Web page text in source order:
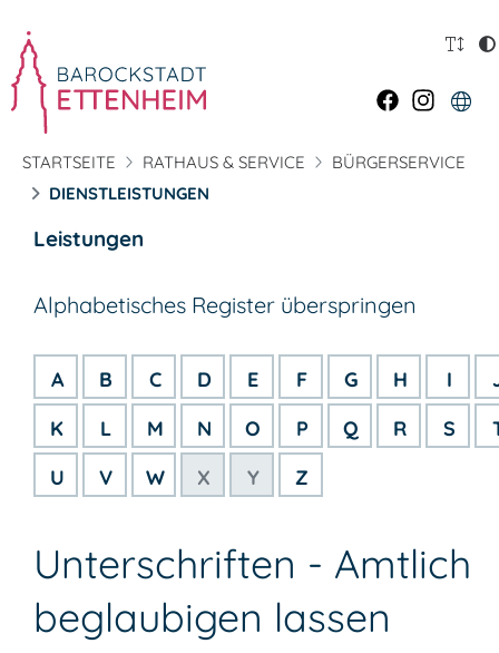
STARTSEITE RATHAUS & SERVICE
BÜRGERSERVICE
DIENSTLEISTUNGEN
Leistungen
Alphabetisches Register überspringen
A B C D E F G H I
K
L M N O P Q R S
U
V W X Y Z
Unterschriften - Amtlich
beglaubigen lassen